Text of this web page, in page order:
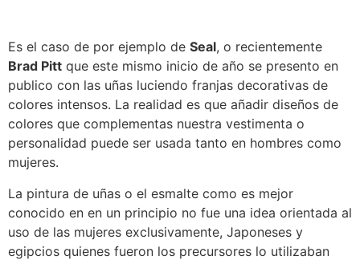
Es el caso de por ejemplo de Seal, o recientemente
Brad Pitt que este mismo inicio de año se presento en
publico con las uñas luciendo franjas decorativas de
colores intensos. La realidad es que añadir diseños de
colores que complementas nuestra vestimenta o
personalidad puede ser usada tanto en hombres como
mujeres.
La pintura de uñas o el esmalte como es mejor
conocido en en un principio no fue una idea orientada al
uso de las mujeres exclusivamente, Japoneses y
egipcios quienes fueron los precursores lo utilizaban